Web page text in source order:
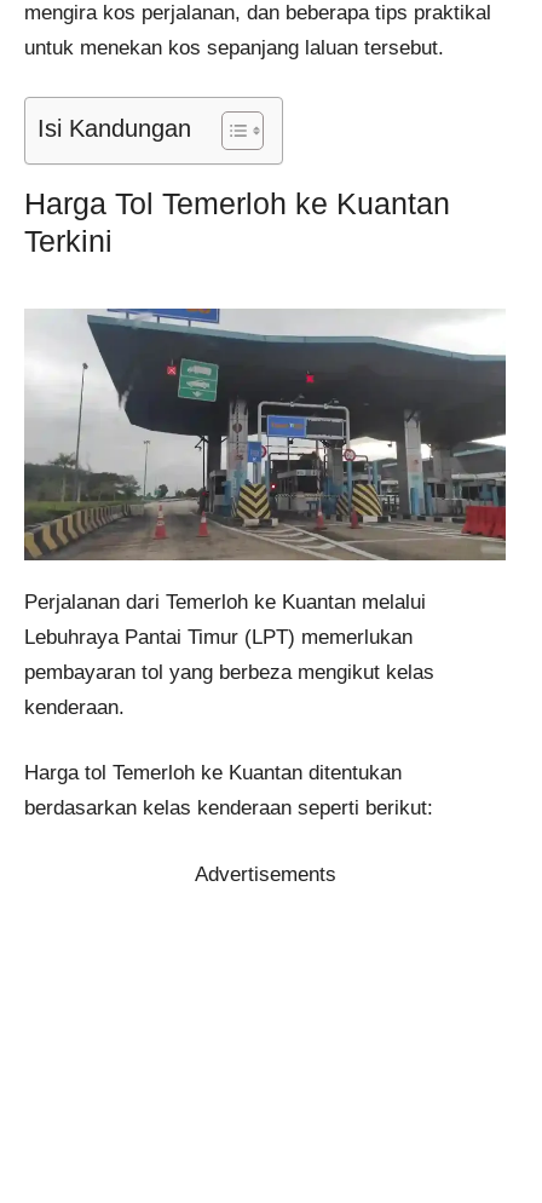
mengira kos perjalanan, dan beberapa tips praktikal
untuk menekan kos sepanjang laluan tersebut.
Isi Kandungan
Harga Tol Temerloh ke Kuantan
Terkini
Perjalanan dari Temerloh ke Kuantan melalui
Lebuhraya Pantai Timur (LPT) memerlukan
pembayaran tol yang berbeza mengikut kelas
kenderaan.
Harga tol Temerloh ke Kuantan ditentukan
berdasarkan kelas kenderaan seperti berikut:
Advertisements